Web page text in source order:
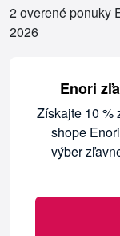
2 overené ponuky
2026
Enori
Získajte 10 %
shope
výber